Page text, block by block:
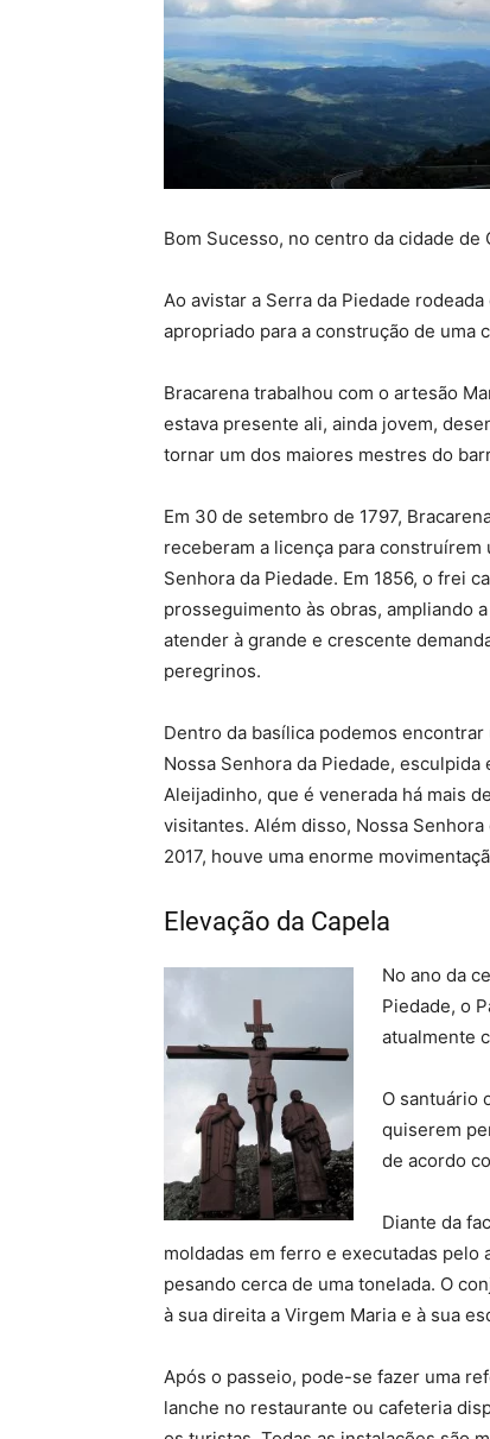
Bom Sucesso, no centro da cidade de
Ao avistar a Serra da Piedade
apropriado para a construção de uma
Bracarena trabalhou com o artesão
estava presente ali, ainda jovem,
tornar um dos maiores mestres do
Em 30 de setembro de 1797,
receberam a licença para construírem
Senhora da Piedade. Em 1856, o frei
prosseguimento às obras, ampliando
atender à grande e crescente
peregrinos.
Dentro da basílica podemos
Nossa Senhora da Piedade,
Aleijadinho, que é venerada há mais
visitantes. Além disso, Nossa
2017, houve uma enorme
Elevação da Capela
No ano da
Piedade, o
atualmente
O santuário
quiserem
de acordo
Diante da
moldadas em ferro e executadas pelo
pesando cerca de uma tonelada. O
à sua direita a Virgem Maria e à sua
Após o passeio, pode-se fazer uma
lanche no restaurante ou cafeteria